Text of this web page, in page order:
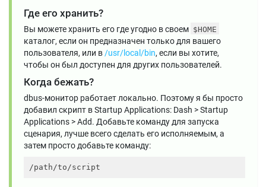
Где его хранить?
Вы можете хранить его где угодно в своем $HOME
каталог, если он предназначен только для вашего
пользователя, или в/usr/local/bin, если вы хотите,
чтобы он был доступен для других пользователей.
Когда бежать?
dbus-монитор работает локально. Поэтому я бы просто
добавил скрипт в Startup Applications: Dash > Startup
Applications > Add. Добавьте команду для запуска
сценария, лучше всего сделать его исполняемым, а
затем просто добавьте команду: